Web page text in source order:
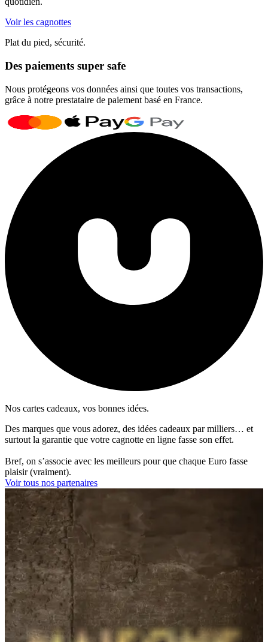
Voir les cagnottes
Plat du pied, sécurité.
Des paiements super safe
Nous protégeons vos données ainsi que toutes vos transactions,
grâce à notre prestataire de paiement basé en France.
Nos cartes cadeaux, vos bonnes idées.
Des marques que vous adorez, des idées cadeaux par milliers… et
surtout la garantie que votre cagnotte en ligne fasse son effet.
Bref, on s’associe avec les meilleurs pour que chaque Euro fasse
plaisir (vraiment).
Voir tous nos partenaires
Scotto Musique
Instruments et accessoires depuis 1921 : pour faire vibrer débutants
et pros.
Découvrir
Airbnb
Cartes cadeaux pour offrir un séjour ou une expérience partout.
Découvrir